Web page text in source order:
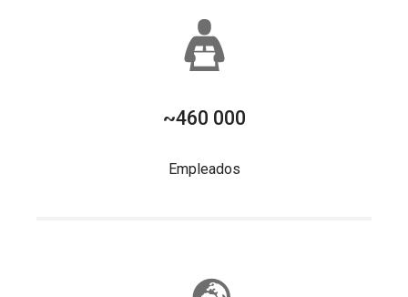
~460 000
Empleados